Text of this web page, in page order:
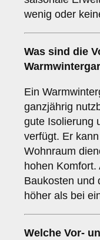
wenig oder
Was sind die
Ein
ganzjährig
gute Isolierung
verfügt. Er
Wohnraum
hohen
Baukosten und
höher als bei
Welche Vor-